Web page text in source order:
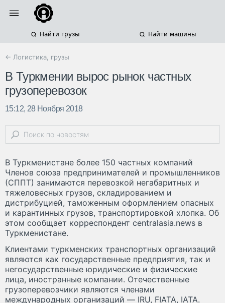
Найти грузы Найти машины
← Логистика, грузы
В Туркмении вырос рынок частных
грузоперевозок
15:12, 28 Ноября 2018
В Туркменистане более 150 частных компаний
Членов союза предпринимателей и промышленников
(СППТ) занимаются перевозкой негабаритных и
тяжеловесных грузов, складированием и
дистрибуцией, таможенным оформлением опасных
и карантинных грузов, транспортировкой хлопка. Об
этом сообщает корреспондент centralasia.news в
Туркменистане.
Клиентами туркменских транспортных организаций
являются как государственные предприятия, так и
негосударственные юридические и физические
лица, иностранные компании. Отечественные
грузоперевозчики являются членами
международных организаций ― IRU, FIATA, IATA.